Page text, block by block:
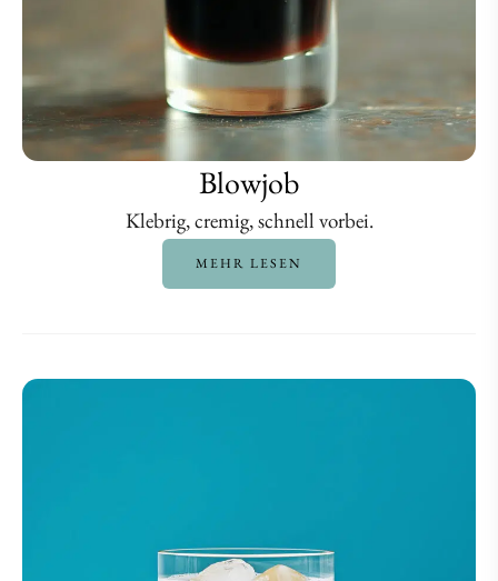
Blowjob
Klebrig, cremig, schnell vorbei.
MEHR LESEN